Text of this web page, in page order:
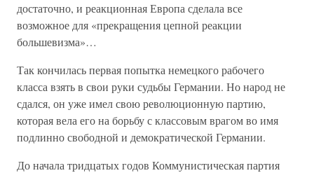
достаточно, и реакционная Европа сделала все
возможное для «прекращения цепной реакции
большевизма»…
Так кончилась первая попытка немецкого рабочего
класса взять в свои руки судьбы Германии. Но народ не
сдался, он уже имел свою революционную партию,
которая вела его на борьбу с классовым врагом во имя
подлинно свободной и демократической Германии.
До начала тридцатых годов Коммунистическая партия